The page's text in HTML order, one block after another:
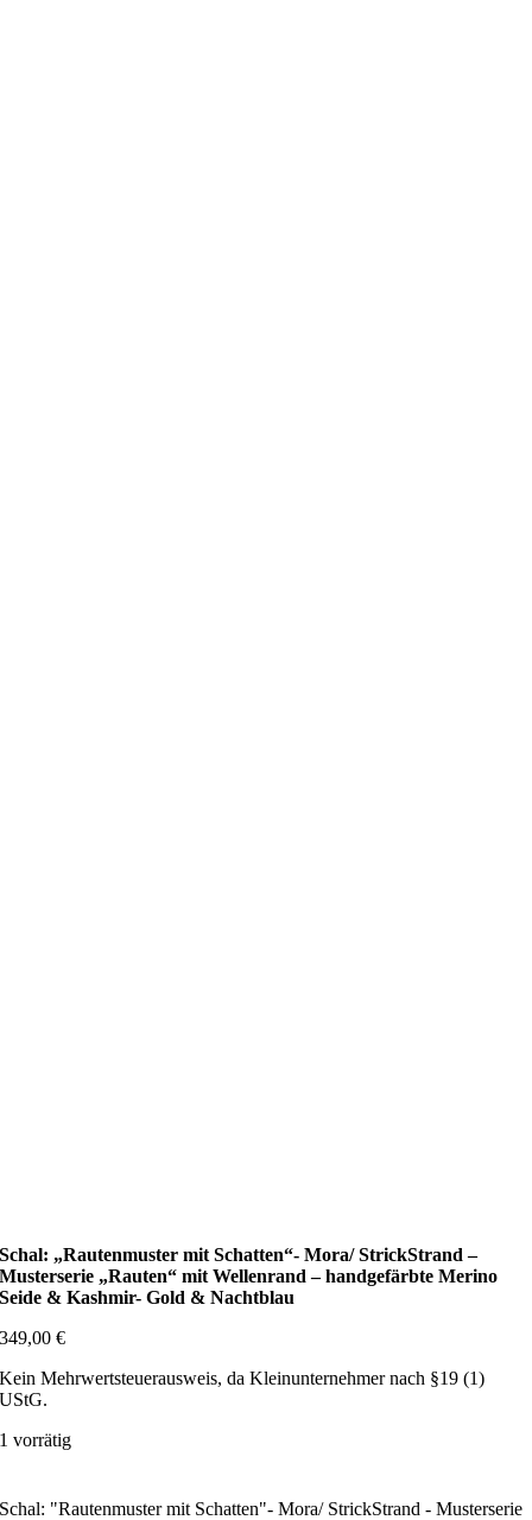
Schal: „Rautenmuster mit Schatten“- Mora/ StrickStrand –
Musterserie „Rauten“ mit Wellenrand – handgefärbte Merino
Seide & Kashmir- Gold & Nachtblau
349,00€
Kein Mehrwertsteuerausweis, da Kleinunternehmer nach §19 (1)
UStG.
1 vorrätig
Schal: "Rautenmuster mit Schatten"- Mora/ StrickStrand - Musterserie